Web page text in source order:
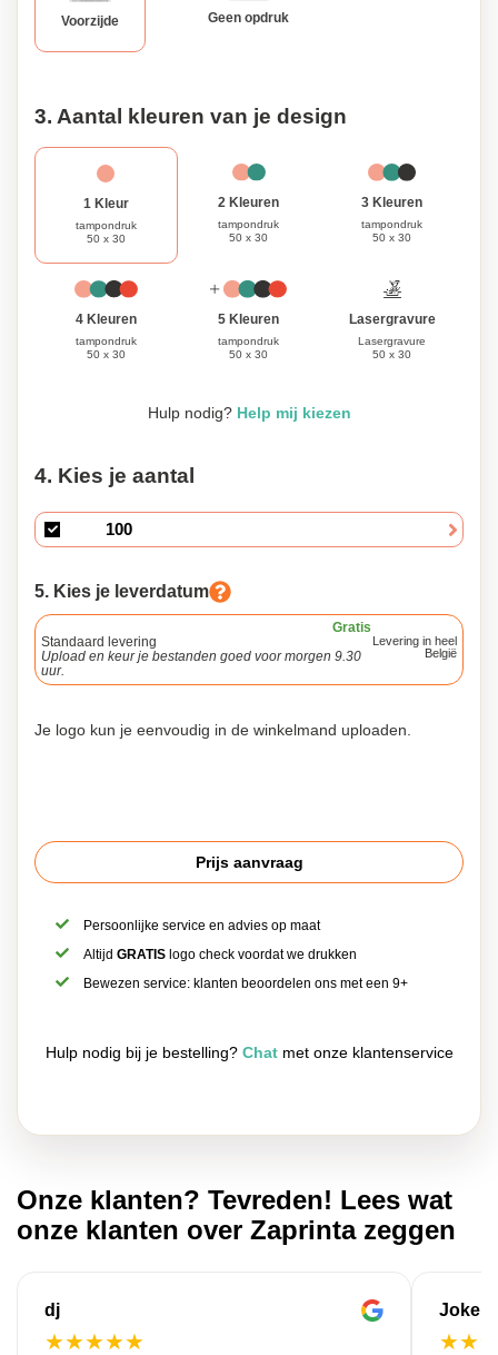
Voorzijde Geen opdruk
3. Aantal kleuren van je design
1 Kleur
tampondruk
50 x 30
2 Kleuren
tampondruk
50 x 30
3 Kleuren
tampondruk
50 x 30
4 Kleuren
tampondruk
50 x 30
5 Kleuren
tampondruk
50 x 30
Lasergravure
Lasergravure
50 x 30
Hulp nodig? Help mij kiezen
4. Kies je aantal
5. Kies je leverdatum
Gratis
Standaard levering
Upload en keur je bestanden goed voor morgen 9.30
uur.
Levering in heel
België
Je logo kun je eenvoudig in de winkelmand uploaden.
Prijs aanvraag
Persoonlijke service en advies op maat
AltijdGRATIS logo check voordat we drukken
Bewezen service: klanten beoordelen ons met een 9+
Hulp nodig bij je bestelling? Chatmet onze klantenservice
Onze klanten? Tevreden! Lees wat
onze klanten over Zaprinta zeggen
dj
★★★★★
Joke
★★